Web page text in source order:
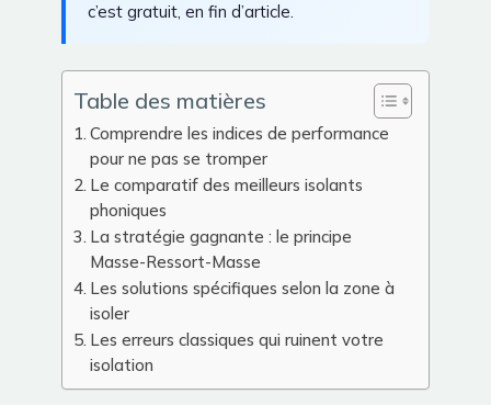
c’est gratuit, en fin d’article.
Table des matières
Comprendre les indices de performance
pour ne pas se tromper
Le comparatif des meilleurs isolants
phoniques
La stratégie gagnante : le principe
Masse-Ressort-Masse
Les solutions spécifiques selon la zone à
isoler
Les erreurs classiques qui ruinent votre
isolation